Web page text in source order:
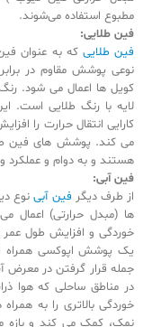
مطبوع استفاده می‌شوند.
فین طلایی:
فین طلایی که به عنوان
نوعی پوشش مقاوم در
کویل ها اعمال می شود.
لایه با رنگ طلایی است.
کارایی انتقال حرارت را
می کند. پوشش های فین
هستند و به دوام و عملکرد
فین آبی:
از طرف دیگر فین آبینوع
ها (مبدل حرارتی) اعمال
خوردگی و افزایش طول
یک پوشش اپوکسی همراه
جمله قرار گرفتن در معرض
در مناطق ساحلی که هوا
خوردگی بالاتری را به
نمک، کمک می کند و بازه